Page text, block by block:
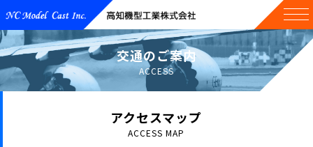
交通のご案内
ACCESS
アクセスマップ
ACCESS MAP